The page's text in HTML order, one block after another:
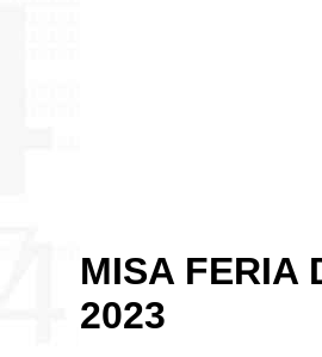
MISA FERIA
2023